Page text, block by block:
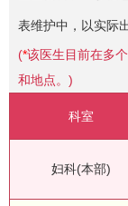
表维护中，以实际
(*该医生目前在多
和地点。)
科室
妇科(本部)